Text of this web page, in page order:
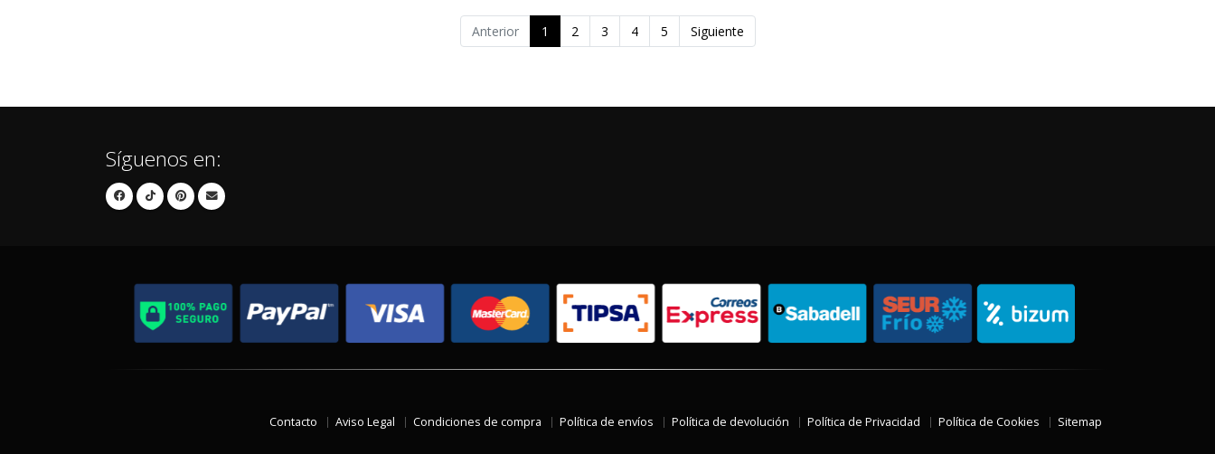
Anterior 1 2 3 4 5 Siguiente
Síguenos en:
Contacto Aviso Legal Condiciones de compra Política de envíos Política de devolución Política de Privacidad Política de Cookies Sitemap